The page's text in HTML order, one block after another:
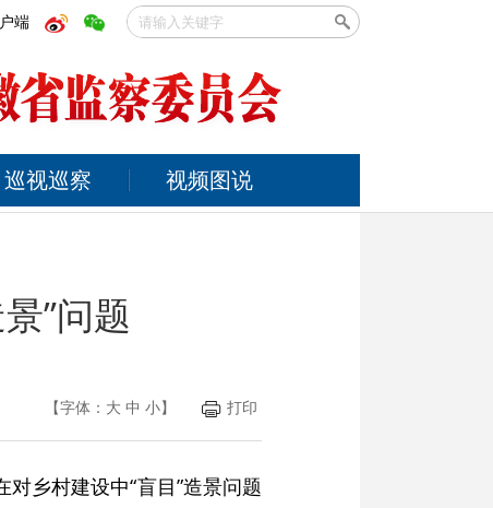
端
巡视巡察 视频图说
”问题
【字体： 大 中 小】 打印
乡村建设中“盲目”造景问题